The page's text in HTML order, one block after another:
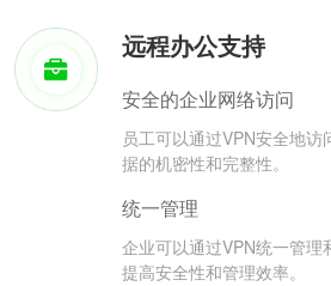
远程办公支持
安全的企业网络访问
员工可以通过VPN安全地
据的机密性和完整性。
统一管理
企业可以通过VPN统一管理
提高安全性和管理效率。